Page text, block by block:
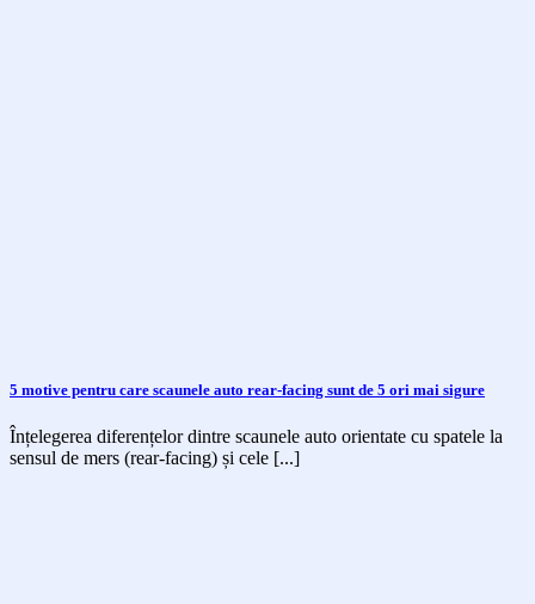
5 motive pentru care scaunele auto rear-facing sunt de 5 ori mai sigure
Înțelegerea diferențelor dintre scaunele auto orientate cu spatele la
sensul de mers (rear-facing) și cele [...]